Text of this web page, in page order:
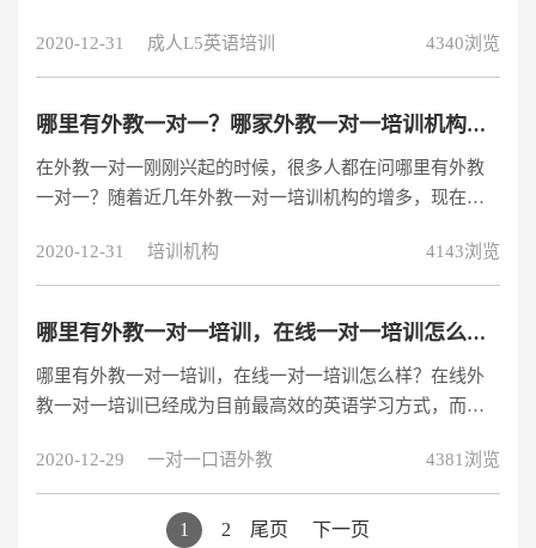
试的培养，很多培训机构也只是让学员提高考试成绩而非
整体英语水平的提升！而如今很多年轻的家长也意识到了
英语能力！那么这样的外教一对一培训哪里有？哪家比较
好呢？小编作为英语学习的过来人，跟大家说一下，目前
市面上亲子外教一对一培训比较靠前的阿卡索
2020-12-31 成人L5英语培训 4340浏览
哪里有外教一对一？哪家外教一对一培训机构效果最好？
在外教一对一刚刚兴起的时候，很多人都在问哪里有外教
一对一？随着近几年外教一对一培训机构的增多，现在大
一对一培训机构的广告，每家机构都有各自的教学特点，
面对众多的机构，没有经验的人都不知道应该如何下手。
2020-12-31 培训机构 4143浏览
哪里有外教一对一培训，在线一对一培训怎么样？
哪里有外教一对一培训，在线一对一培训怎么样？在线外
教一对一培训已经成为目前最高效的英语学习方式，而且
构也是非常重要的，例如外教老师、培训内容、品牌特
色、培训价格等等，对于准备报名英语一对一培训的英语
学习者，具体也可以通过参加免费的外教一对一试听课，
2020-12-29 一对一口语外教 4381浏览
1 2 尾页 下一页